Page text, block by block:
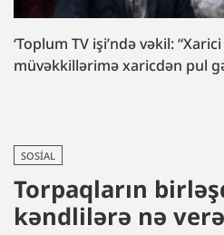
‘Toplum TV işi’ndə vəkil:
müvəkkillərimə xaricdən pul
SOSIAL
Torpaqların
kəndlilərə nə